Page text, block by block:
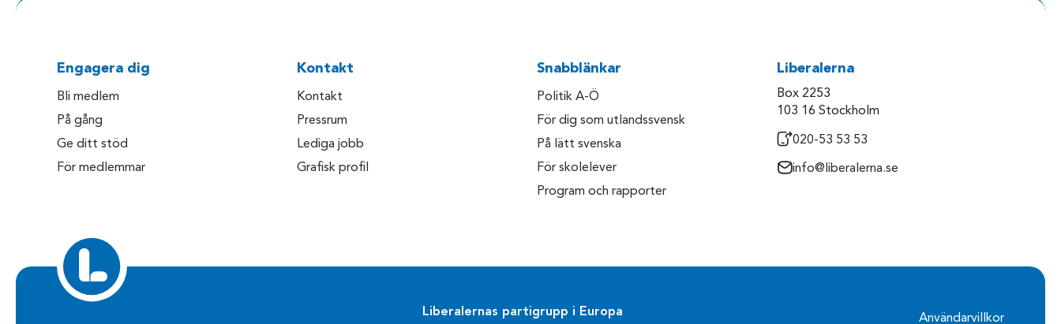
Engagera dig
Bli medlem
På gång
Ge ditt stöd
För medlemmar
Kontakt
Kontakt
Pressrum
Lediga jobb
Grafisk profil
Snabblänkar
Politik A-Ö
För dig som utlandssvensk
På lätt svenska
För skolelever
Program och rapporter
Liberalerna
Box 2253
103 16 Stockholm
020-53 53 53
info@liberalerna.se
Liberalernas partigrupp i Europa Användarvillkor